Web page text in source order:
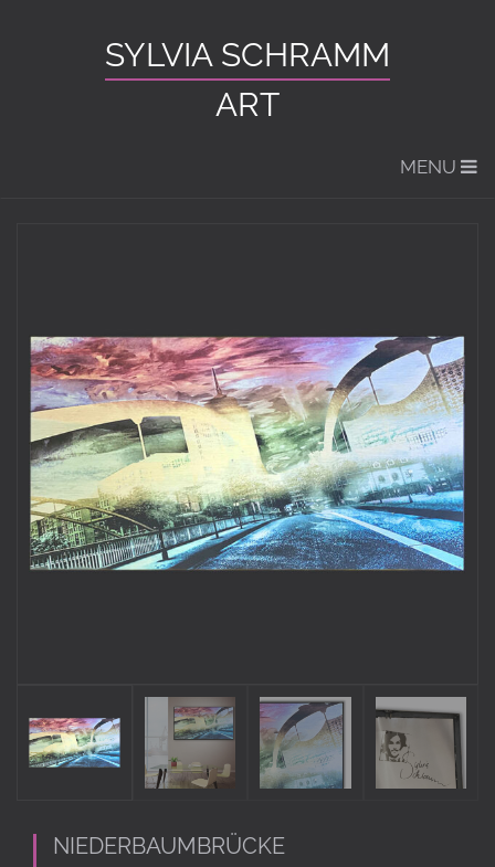
SYLVIA SCHRAMM
ART
MENU
NIEDERBAUMBRÜCKE